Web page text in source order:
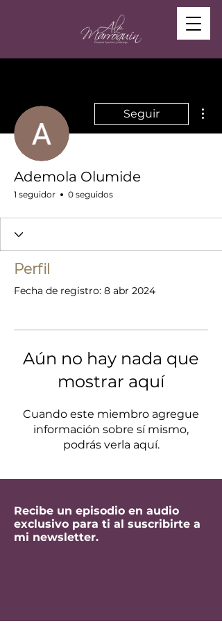
Seguir
Ademola Olumide
1 seguidor 0 seguidos
Perfil
Fecha de registro: 8 abr 2024
Aún no hay nada que
mostrar aquí
Cuando este miembro agregue
información sobre sí mismo,
podrás verla aquí.
Recibe un episodio en audio
exclusivo para ti al suscribirte a
mi newsletter.